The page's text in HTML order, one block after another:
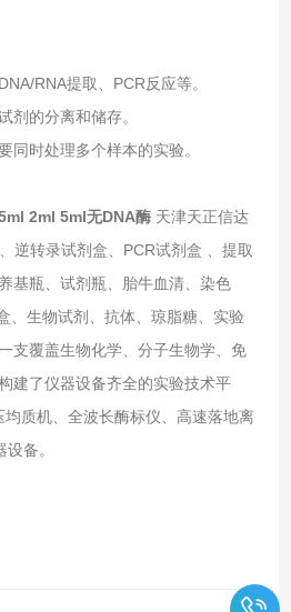
RNA提取、PCR反应等。
的分离和储存。
时处理多个样本的实验。
2ml 5ml无DNA酶天津天正信达
逆转录试剂盒、PCR试剂盒 、提取
基瓶、试剂瓶、胎牛血清、染色
、生物试剂、抗体、琼脂糖、实验
支覆盖生物化学、分子生物学、免
建了仪器设备齐全的实验技术平
均质机、全波长酶标仪、高速落地离
备。